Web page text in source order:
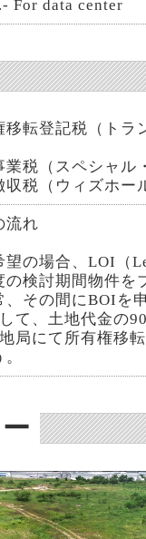
For data center
移転登記税（トラ
業税（スペシャル
収税（ウィズホー
流れ
望の場合、LOI（
の検討期間物件を
、その間にBOIを
て、土地代金の
局にて所有権移